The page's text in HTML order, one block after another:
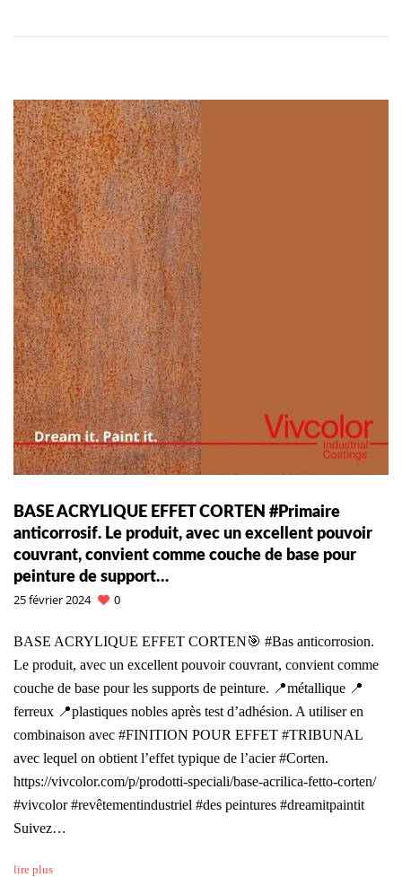
BASE ACRYLIQUE EFFET CORTEN #Primaire
anticorrosif. Le produit, avec un excellent pouvoir
couvrant, convient comme couche de base pour
peinture de support…
25 février 2024
0
BASE ACRYLIQUE EFFET CORTEN🎯 #Bas anticorrosion.
Le produit, avec un excellent pouvoir couvrant, convient comme
couche de base pour les supports de peinture. 📍métallique 📍
ferreux 📍plastiques nobles après test d’adhésion. A utiliser en
combinaison avec #FINITION POUR EFFET #TRIBUNAL
avec lequel on obtient l’effet typique de l’acier #Corten.
https://vivcolor.com/p/prodotti-speciali/base-acrilica-fetto-corten/
#vivcolor #revêtementindustriel #des peintures #dreamitpaintit
Suivez…
lire plus